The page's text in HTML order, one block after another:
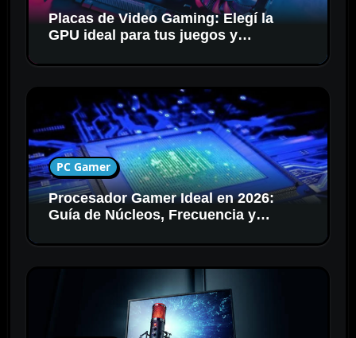
Placas de Video Gaming: Elegí la
GPU ideal para tus juegos y
PC Gamer
Procesador Gamer Ideal en 2026:
Guía de Núcleos, Frecuencia y